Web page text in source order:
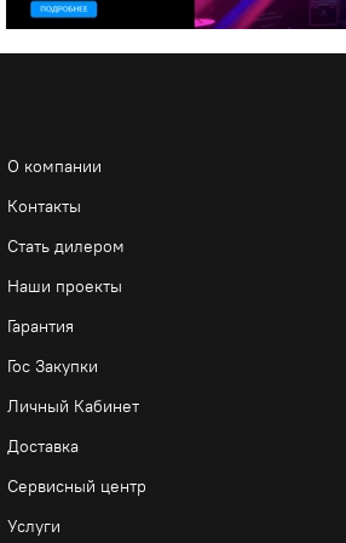
О компании
Контакты
Стать дилером
Наши проекты
Гарантия
Гос Закупки
Личный Кабинет
Доставка
Сервисный центр
Услуги